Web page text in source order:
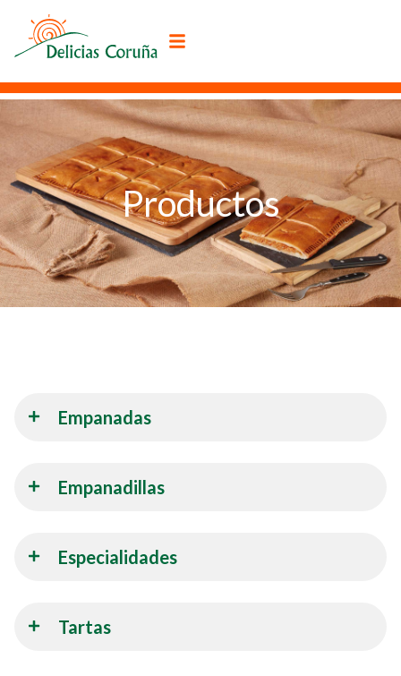
Productos
Empanadas
Empanadillas
Especialidades
Tartas